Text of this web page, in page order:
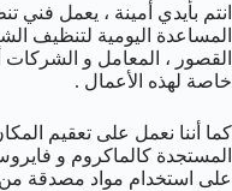
انتم بأيدي أمينة ، يعمل
المساعدة اليومية لتنظيف
القصور ، المعامل و
خاصة لهذه الأعمال .
كما أننا نعمل على تعقيم
المستجدة كالماكروم و
على استخدام مواد مصدقة من